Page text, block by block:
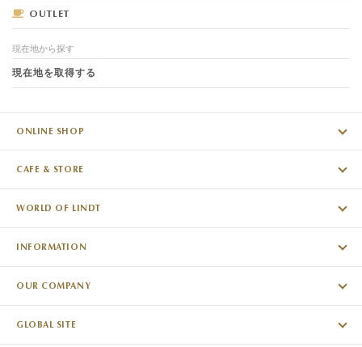
OUTLET
現在地から探す
現在地を取得する
ONLINE SHOP
CAFE & STORE
WORLD OF LINDT
INFORMATION
OUR COMPANY
GLOBAL SITE